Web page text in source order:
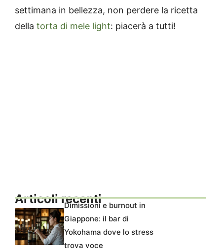
settimana in bellezza, non perdere la ricetta
della torta di mele light: piacerà a tutti!
Articoli recentiDimissioni e burnout in
Giappone: il bar di
Yokohama dove lo stress
trova voce